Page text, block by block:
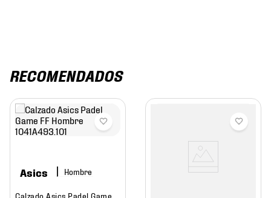
RECOMENDADOS
Asics Hombre
Calzado Asics Padel Game